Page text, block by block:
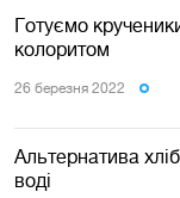
Готуємо
колоритом
26 березня 2022
Альтернатива
воді